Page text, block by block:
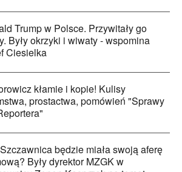
Trump w Polsce. Przywitały go
Były okrzyki i wiwaty - wspomina
Ciesielka
kłamie i kopie! Kulisy
prostactwa, pomówień "Sprawy
będzie miała swoją aferę
Były dyrektor MZGK w